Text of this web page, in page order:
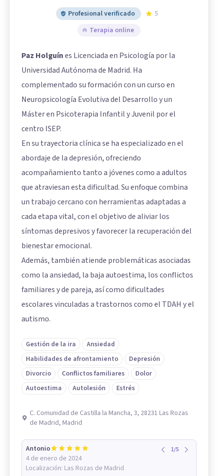
Profesional verificado
5
Terapia online
Paz Holguínes Licenciada en Psicología por la
Universidad Autónoma de Madrid. Ha
complementado su formación con un curso en
Neuropsicología Evolutiva del Desarrollo y un
Máster en Psicoterapia Infantil y Juvenil por el
centro ISEP.
En su trayectoria clínica se ha especializado en el
abordaje de la depresión, ofreciendo
acompañamiento tanto a jóvenes como a adultos
que atraviesan esta dificultad. Su enfoque combina
un trabajo cercano con herramientas adaptadas a
cada etapa vital, con el objetivo de aliviar los
síntomas depresivos y favorecer la recuperación del
bienestar emocional.
Además, también atiende problemáticas asociadas
como la ansiedad, la baja autoestima, los conflictos
familiares y de pareja, así como dificultades
escolares vinculadas a trastornos como el TDAH y el
autismo.
Gestión de la ira
Ansiedad
Habilidades de afrontamiento
Depresión
Divorcio
Conflictos familiares
Dolor
Autoestima
Autolesión Estrés
C. Comunidad de Castilla la Mancha, 3, 28231 Las Rozas
de Madrid, Madrid
Antonio
4 de enero de 2024
Localización: Las Rozas de Madrid
1/5